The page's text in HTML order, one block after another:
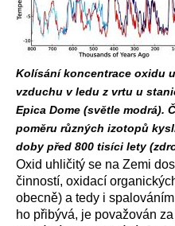
Kolísání koncentrace oxidu
vzduchu v ledu z vrtu u
Epica Dome (světle modrá).
poměru různých izotopů
doby před 800 tisíci lety
Oxid uhličitý se na Zemi
činností, oxidací
obecně) a tedy i
ho přibývá, je považován